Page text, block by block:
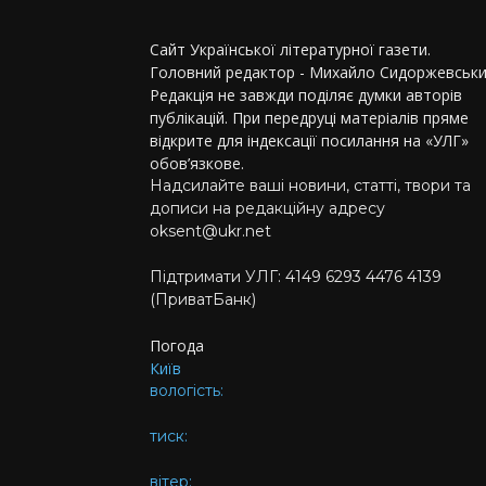
Сайт Української літературної газети.
Головний редактор - Михайло
Редакція не завжди поділяє думки авторів
публікацій. При передруці матеріалів пряме
відкрите для індексації посилання на «УЛГ»
обов’язкове.
Надсилайте ваші новини, статті, твори та
дописи на редакційну адресу
oksent@ukr.net
Підтримати УЛГ: 4149 6293 4476 4139
(ПриватБанк)
Погода
Київ
вологість:
тиск:
вітер: